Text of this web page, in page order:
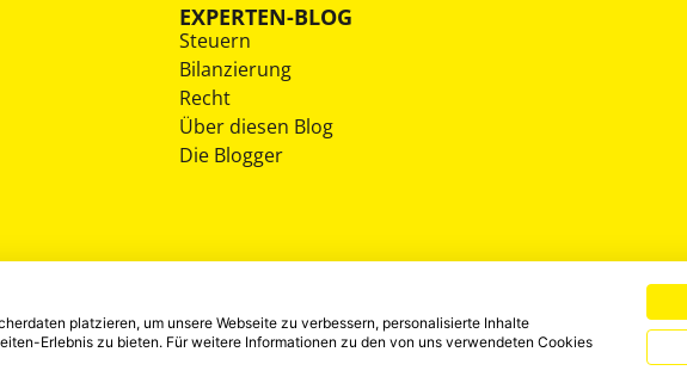
EXPERTEN-BLOG
Steuern
Bilanzierung
Recht
Über diesen Blog
Die Blogger
IMPRESSUM
platzieren, um unsere Webseite zu verbessern, personalisierte Inhalte
Erlebnis zu bieten. Für weitere Informationen zu den von uns verwendeten Cookies